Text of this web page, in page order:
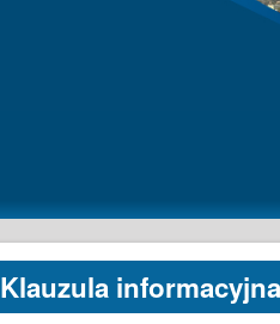
Klauzula